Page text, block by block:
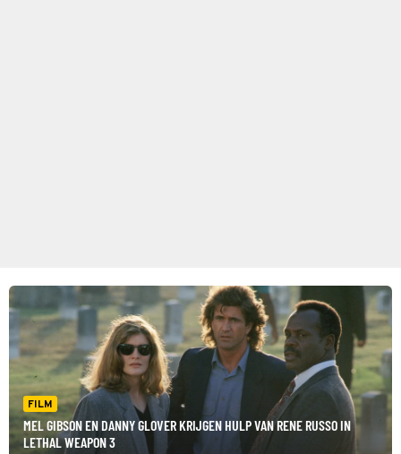
FILM
MEL GIBSON EN DANNY GLOVER KRIJGEN HULP VAN RENE RUSSO IN
LETHAL WEAPON 3